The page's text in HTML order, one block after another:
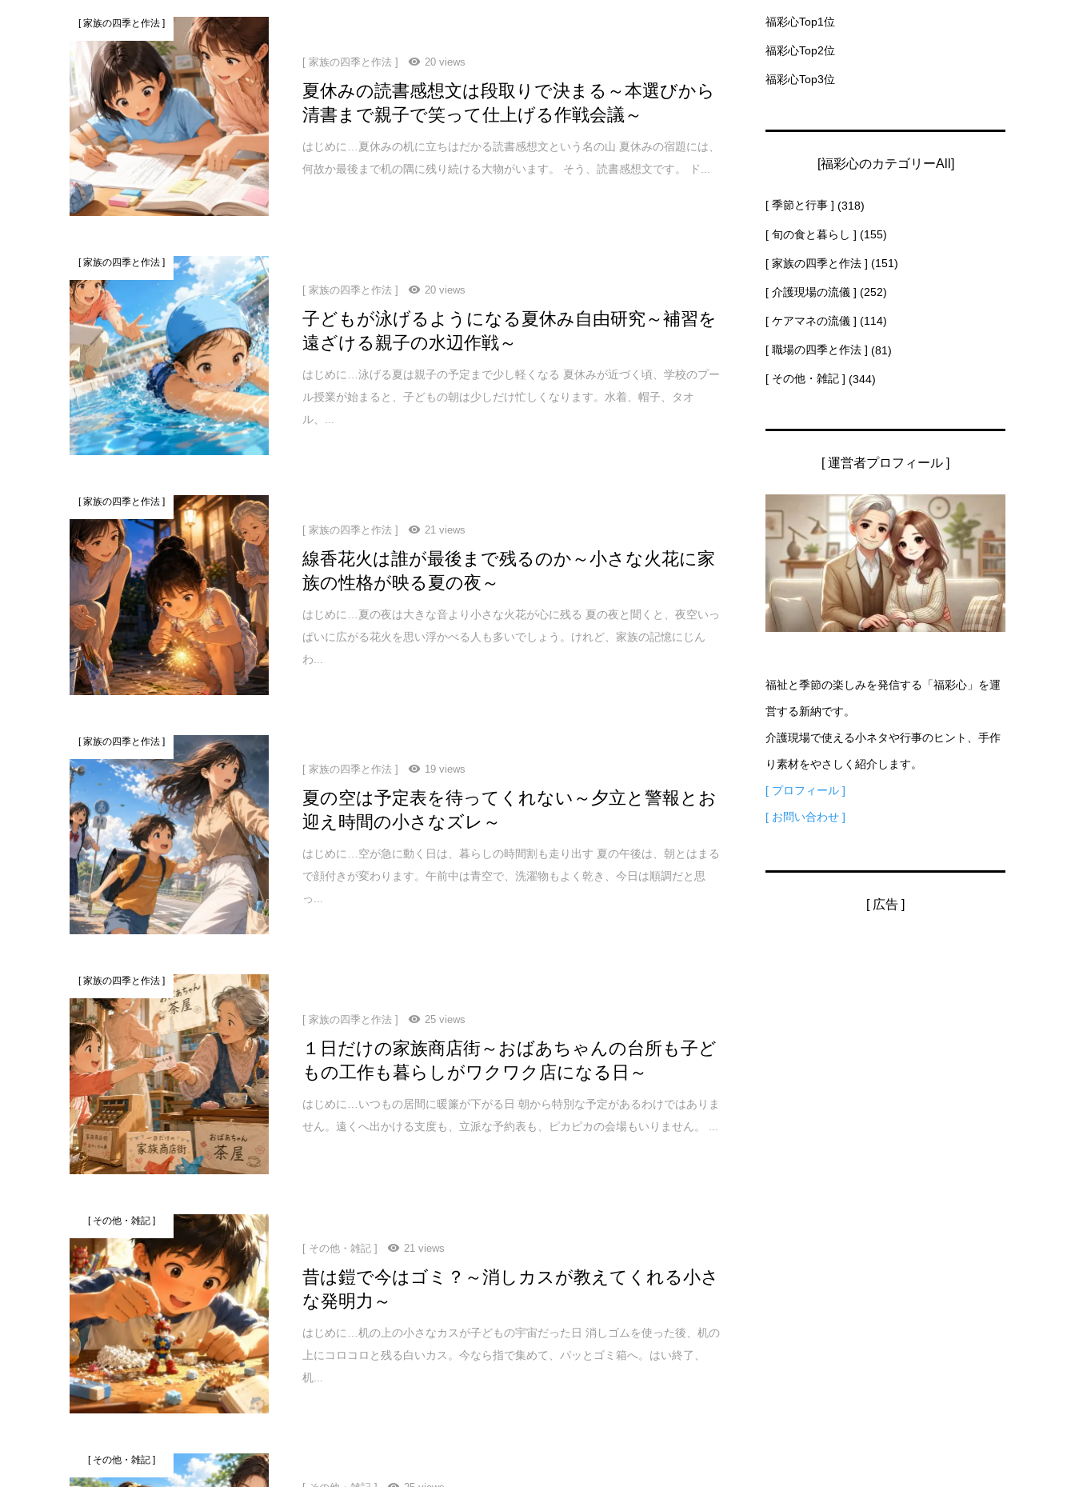
[ 家族の四季と作法 ]
[ 家族の四季と作法 ] 20 views
夏休みの読書感想文は段取りで決まる～本選びから
清書まで親子で笑って仕上げる作戦会議～
はじめに…夏休みの机に立ちはだかる読書感想文という名の山 夏休みの宿題には、
何故か最後まで机の隅に残り続ける大物がいます。 そう、読書感想文です。 ド...
[ 家族の四季と作法 ]
[ 家族の四季と作法 ] 20 views
子どもが泳げるようになる夏休み自由研究～補習を
遠ざける親子の水辺作戦～
はじめに…泳げる夏は親子の予定まで少し軽くなる 夏休みが近づく頃、学校のプー
ル授業が始まると、子どもの朝は少しだけ忙しくなります。水着、帽子、タオ
ル、...
[ 家族の四季と作法 ]
[ 家族の四季と作法 ] 21 views
線香花火は誰が最後まで残るのか～小さな火花に家
族の性格が映る夏の夜～
はじめに…夏の夜は大きな音より小さな火花が心に残る 夏の夜と聞くと、夜空いっ
ぱいに広がる花火を思い浮かべる人も多いでしょう。けれど、家族の記憶にじん
わ...
[ 家族の四季と作法 ]
[ 家族の四季と作法 ] 19 views
夏の空は予定表を待ってくれない～夕立と警報とお
迎え時間の小さなズレ～
はじめに…空が急に動く日は、暮らしの時間割も走り出す 夏の午後は、朝とはまる
で顔付きが変わります。午前中は青空で、洗濯物もよく乾き、今日は順調だと思
っ...
[ 家族の四季と作法 ]
[ 家族の四季と作法 ] 25 views
１日だけの家族商店街～おばあちゃんの台所も子ど
もの工作も暮らしがワクワク店になる日～
はじめに…いつもの居間に暖簾が下がる日 朝から特別な予定があるわけではありま
せん。遠くへ出かける支度も、立派な予約表も、ピカピカの会場もいりません。 ...
[ その他・雑記 ]
[ その他・雑記 ] 21 views
昔は鎧で今はゴミ？～消しカスが教えてくれる小さ
な発明力～
はじめに…机の上の小さなカスが子どもの宇宙だった日 消しゴムを使った後、机の
上にコロコロと残る白いカス。今なら指で集めて、パッとゴミ箱へ。はい終了、
机...
[ その他・雑記 ]
福彩心Top1位
福彩心Top2位
福彩心Top3位
[福彩心のカテゴリーAll]
[ 季節と行事 ] (318)
[ 旬の食と暮らし ] (155)
[ 家族の四季と作法 ] (151)
[ 介護現場の流儀 ] (252)
[ ケアマネの流儀 ] (114)
[ 職場の四季と作法 ] (81)
[ その他・雑記 ] (344)
[ 運営者プロフィール ]
福祉と季節の楽しみを発信する「福彩心」を運
営する新納です。
介護現場で使える小ネタや行事のヒント、手作
り素材をやさしく紹介します。
[ プロフィール ]
[ お問い合わせ ]
[ 広告 ]